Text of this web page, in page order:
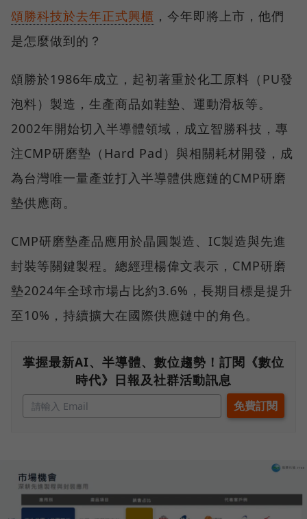
頌勝科技於去年正式興櫃 ，今年即將上市，他們
是怎麼做到的？
頌勝於1986年成立，起初著重於化工原料（PU發
泡料）製造，生產商品如鞋墊、運動滑板等。
2002年開始切入半導體領域，成立智勝科技，專
注CMP研磨墊（Hard Pad）與相關耗材開發，成
為台灣唯一量產並打入半導體供應鏈的CMP研磨
墊供應商。
CMP研磨墊產品應用於晶圓製造、IC製造與先進
封裝等關鍵製程。總經理楊偉文表示，CMP研磨
墊2024年全球市場占比約3.6%，長期目標是提升
至10%，持續擴大在國際供應鏈中的角色。
掌握最新AI、半導體、數位趨勢！訂閱《數位
時代》日報及社群活動訊息